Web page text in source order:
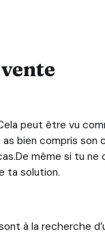
peut être vu
bien compris son
même si tu ne
ta solution.
à la recherche